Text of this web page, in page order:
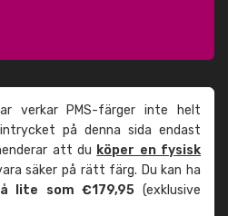
verkar PMS-färger inte helt
på denna sida endast
att du köper en fysisk
säker på rätt färg. Du kan ha
lite som €179,95 (exklusive